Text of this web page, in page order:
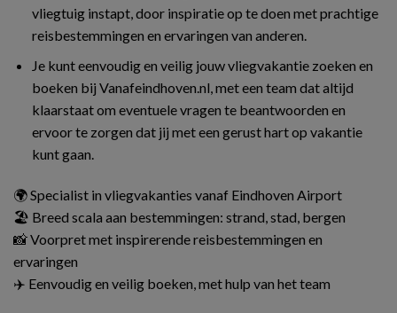
vliegtuig instapt, door inspiratie op te doen met prachtige
reisbestemmingen en ervaringen van anderen.
Je kunt eenvoudig en veilig jouw vliegvakantie zoeken en
boeken bij Vanafeindhoven.nl, met een team dat altijd
klaarstaat om eventuele vragen te beantwoorden en
ervoor te zorgen dat jij met een gerust hart op vakantie
kunt gaan.
🌍 Specialist in vliegvakanties vanaf Eindhoven Airport
🏖️ Breed scala aan bestemmingen: strand, stad, bergen
📸 Voorpret met inspirerende reisbestemmingen en
ervaringen
✈️ Eenvoudig en veilig boeken, met hulp van het team